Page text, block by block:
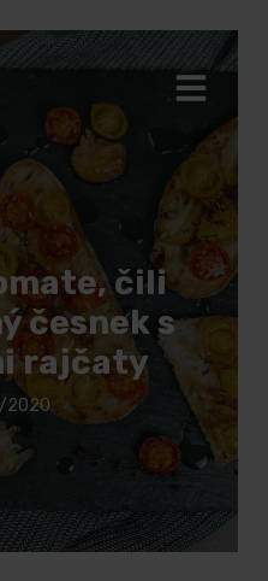
čili
česnek s
rajčaty
2020